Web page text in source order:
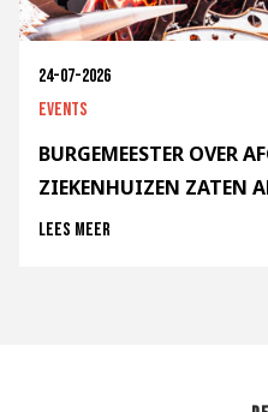
24-07-2026
Events
BURGEMEESTER OVER
ZIEKENHUIZEN ZATEN
Lees meer